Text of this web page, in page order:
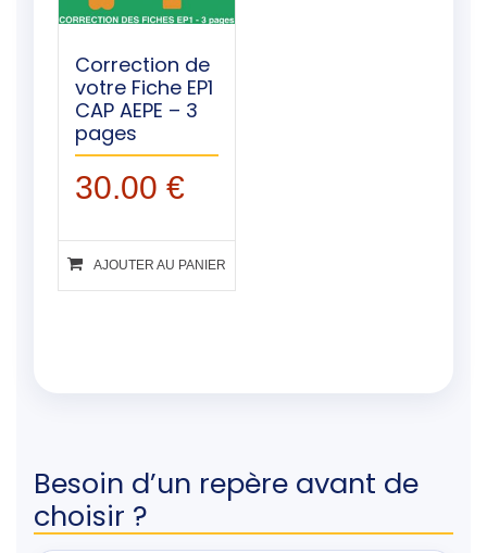
Correction de
votre Fiche EP1
CAP AEPE – 3
pages
30.00 €
AJOUTER AU PANIER
Besoin d’un repère avant de
choisir ?